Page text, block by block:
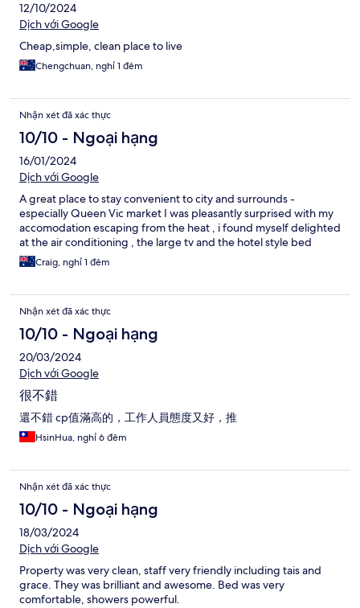
12/10/2024
Dịch với Google
Cheap,simple, clean place to live
Chengchuan, nghỉ 1 đêm
Nhận xét đã xác thực
10/10 - Ngoại hạng
16/01/2024
Dịch với Google
A great place to stay convenient to city and surrounds -
especially Queen Vic market I was pleasantly surprised with my
accomodation escaping from the heat , i found myself delighted
at the air conditioning , the large tv and the hotel style bed
Craig, nghỉ 1 đêm
Nhận xét đã xác thực
10/10 - Ngoại hạng
20/03/2024
Dịch với Google
很不錯
還不錯 cp值滿高的，工作人員態度又好，推
HsinHua, nghỉ 6 đêm
Nhận xét đã xác thực
10/10 - Ngoại hạng
18/03/2024
Dịch với Google
Property was very clean, staff very friendly including tais and
grace. They was brilliant and awesome. Bed was very
comfortable, showers powerful.